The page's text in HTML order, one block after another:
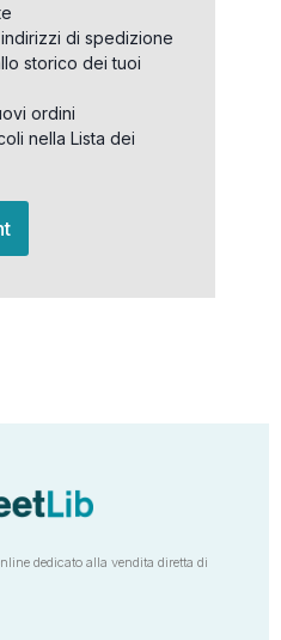
di spedizione
storico dei tuoi
ordini
nella Lista dei
dedicato alla vendita diretta di